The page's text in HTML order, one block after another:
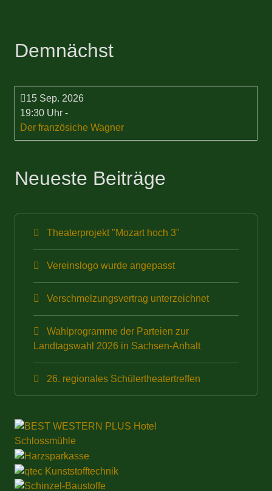
Demnächst
15 Sep. 2026
19:30 Uhr -
Der französiche Wagner
Neueste Beiträge
Theaterprojekt "Mozart hoch 3"
Vereinslogo wurde angepasst
Verschmelzungsvertrag unterzeichnet
Wahlprogramme der Parteien zur
Landtagswahl 2026 in Sachsen-Anhalt
26. regionales Schülertheatertreffen